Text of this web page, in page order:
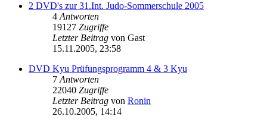
2 DVD's zur 31.Int. Judo-Sommerschule 2005
4 Antworten
19127 Zugriffe
Letzter Beitrag von Gast
15.11.2005, 23:58
DVD Kyu Prüfungsprogramm 4 & 3 Kyu
7 Antworten
22040 Zugriffe
Letzter Beitrag von Ronin
26.10.2005, 14:14